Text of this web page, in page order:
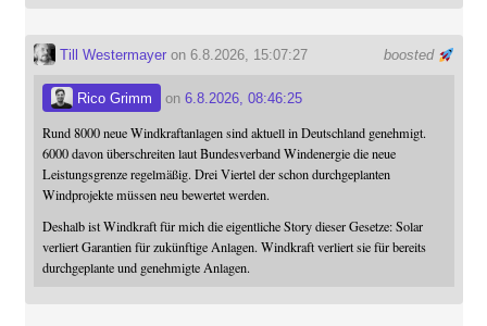
boosted
Till Westermayeron 6.8.2026, 15:07:27
Rico Grimm on 6.8.2026, 08:46:25
Rund 8000 neue Windkraftanlagen sind aktuell in Deutschland genehmigt.
6000 davon überschreiten laut Bundesverband Windenergie die neue
Leistungsgrenze regelmäßig. Drei Viertel der schon durchgeplanten
Windprojekte müssen neu bewertet werden.
Deshalb ist Windkraft für mich die eigentliche Story dieser Gesetze: Solar
verliert Garantien für zukünftige Anlagen. Windkraft verliert sie für bereits
durchgeplante und genehmigte Anlagen.